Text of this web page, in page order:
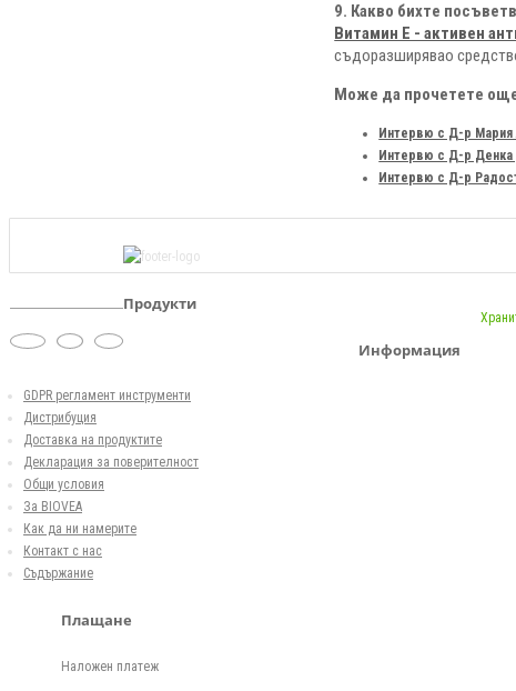
9. Какво бихте
Витамин Е - активен
съдоразширявао
Може да прочетете
Интервю с Д-р Мария
Интервю с Д-р Денка
Интервю с Д-р
Продукти
Информация
GDPR регламент инструменти
Дистрибуция
Доставка на продуктите
Декларация за поверителност
Общи условия
За BIOVEA
Как да ни намерите
Контакт с нас
Съдържание
Плащане
Наложен платеж